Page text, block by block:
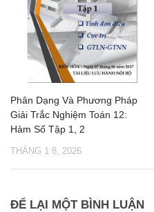
Phân Dạng Và Phương Pháp
Giải Trắc Nghiệm Toán 12:
Hàm Số Tập 1, 2
THÁNG 1 8, 2026
ĐỂ LẠI MỘT BÌNH LUẬN